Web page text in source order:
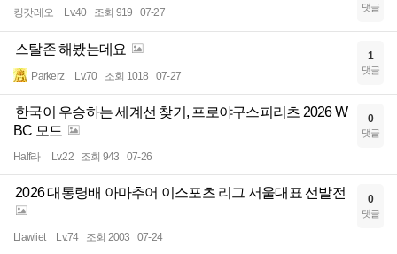
킹갓레오 Lv.40 조회 919 07-27 댓글
스탈존 해봤는데요
Parkerz Lv.70 조회 1018 07-27
1
댓글
한국이 우승하는 세계선 찾기, 프로야구스피리츠 2026 W
BC 모드
Half라 Lv.22 조회 943 07-26
0
댓글
2026 대통령배 아마추어 이스포츠 리그 서울대표 선발전
Llawliet Lv.74 조회 2003 07-24
0
댓글